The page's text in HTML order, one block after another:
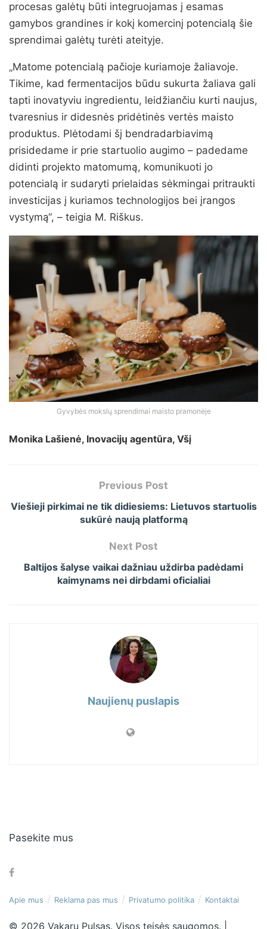
procesas galėtų būti integruojamas į esamas
gamybos grandines ir kokį komercinį potencialą šie
sprendimai galėtų turėti ateityje.
„Matome potencialą pačioje kuriamoje žaliavoje.
Tikime, kad fermentacijos būdu sukurta žaliava gali
tapti inovatyviu ingredientu, leidžiančiu kurti naujus,
tvaresnius ir didesnės pridėtinės vertės maisto
produktus. Plėtodami šį bendradarbiavimą
prisidedame ir prie startuolio augimo – padedame
didinti projekto matomumą, komunikuoti jo
potencialą ir sudaryti prielaidas sėkmingai pritraukti
investicijas į kuriamos technologijos bei įrangos
vystymą“, – teigia M. Riškus.
Gyvybės mokslų sprendimai maisto pramonėje
Monika Lašienė, Inovacijų agentūra, Všį
Previous Post
Viešieji pirkimai ne tik didiesiems: Lietuvos startuolis
sukūrė naują platformą
Next Post
Baltijos šalyse vaikai dažniau uždirba padėdami
kaimynams nei dirbdami oficialiai
Naujienų puslapis
Pasekite mus
Apie mus Reklama pas mus Privatumo politika Kontaktai
© 2026 Vakarų Pulsas. Visos teisės saugomos. |